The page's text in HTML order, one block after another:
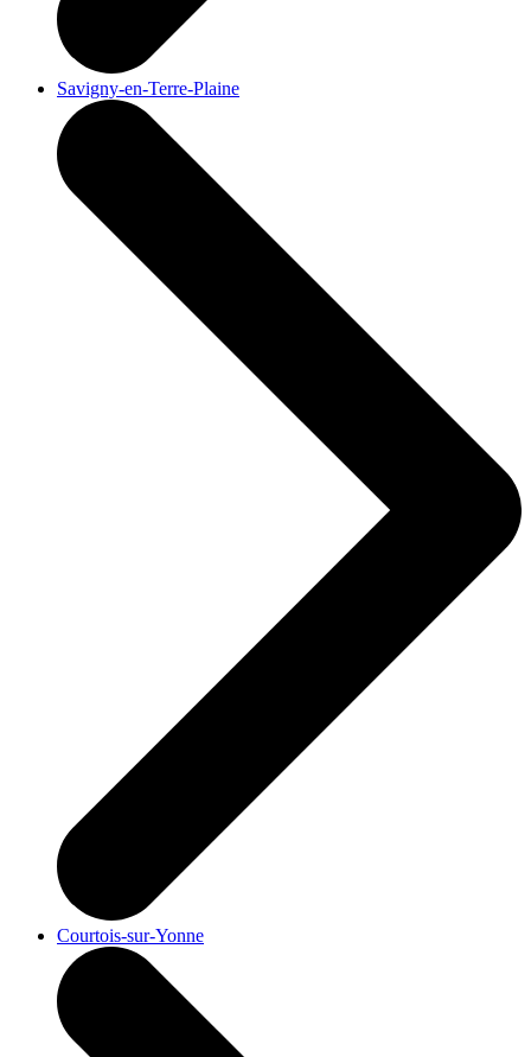
Savigny-en-Terre-Plaine
Courtois-sur-Yonne